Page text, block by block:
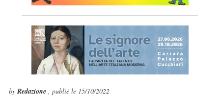
byRedazione , publié le 15/10/2022